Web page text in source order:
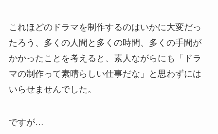
これほどのドラマを制作するのはいかに大変だっ
たろう、多くの人間と多くの時間、多くの手間が
かかったことを考えると、素人ながらにも「ドラ
マの制作って素晴らしい仕事だな」と思わずには
いらせませんでした。
ですが…